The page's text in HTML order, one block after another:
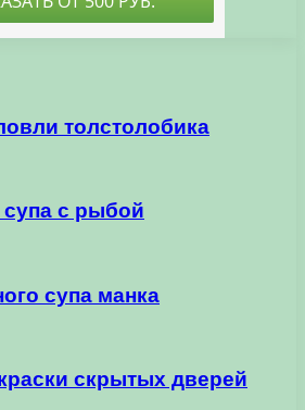
толстолобика
супа с рыбой
супа манка
скрытых дверей